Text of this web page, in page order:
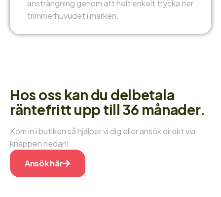
ansträngning genom att helt enkelt trycka ner
trimmerhuvudet i marken.
Hos oss kan du delbetala
räntefritt upp till 36 månader.
Kom in i butiken så hjälper vi dig eller ansök direkt via
knappen nedan!
Ansök här